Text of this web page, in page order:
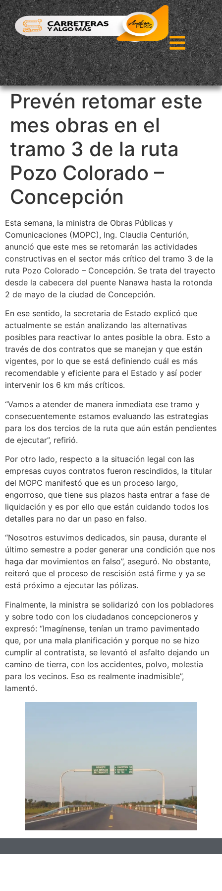
Prevén retomar este
mes obras en el
tramo 3 de la ruta
Pozo Colorado –
Concepción
Esta semana, la ministra de Obras Públicas y
Comunicaciones (MOPC), Ing. Claudia Centurión,
anunció que este mes se retomarán las actividades
constructivas en el sector más crítico del tramo 3 de la
ruta Pozo Colorado – Concepción. Se trata del trayecto
desde la cabecera del puente Nanawa hasta la rotonda
2 de mayo de la ciudad de Concepción.
En ese sentido, la secretaria de Estado explicó que
actualmente se están analizando las alternativas
posibles para reactivar lo antes posible la obra. Esto a
través de dos contratos que se manejan y que están
vigentes, por lo que se está definiendo cuál es más
recomendable y eficiente para el Estado y así poder
intervenir los 6 km más críticos.
“Vamos a atender de manera inmediata ese tramo y
consecuentemente estamos evaluando las estrategias
para los dos tercios de la ruta que aún están pendientes
de ejecutar”, refirió.
Por otro lado, respecto a la situación legal con las
empresas cuyos contratos fueron rescindidos, la titular
del MOPC manifestó que es un proceso largo,
engorroso, que tiene sus plazos hasta entrar a fase de
liquidación y es por ello que están cuidando todos los
detalles para no dar un paso en falso.
“Nosotros estuvimos dedicados, sin pausa, durante el
último semestre a poder generar una condición que nos
haga dar movimientos en falso”, aseguró. No obstante,
reiteró que el proceso de rescisión está firme y ya se
está próximo a ejecutar las pólizas.
Finalmente, la ministra se solidarizó con los pobladores
y sobre todo con los ciudadanos concepcioneros y
expresó: “Imagínense, tenían un tramo pavimentado
que, por una mala planificación y porque no se hizo
cumplir al contratista, se levantó el asfalto dejando un
camino de tierra, con los accidentes, polvo, molestia
para los vecinos. Eso es realmente inadmisible”,
lamentó.
Siguenos: